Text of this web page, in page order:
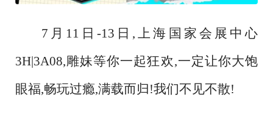
7月11日-13日,上海国家会展中心
3H|3A08,雕妹等你一起狂欢,一定让你大饱
眼福,畅玩过瘾,满载而归!我们不见不散!